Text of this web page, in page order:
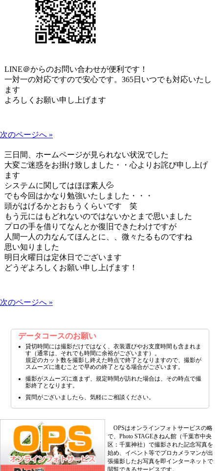
LINE＠からのお問い合わせが便利です！
一対一の対応ですので安心です。365日いつでも対応いたし
ます
よろしくお願い申し上げます
次のページへ »
三日間、ホームページが見られない状況でした
大変ご迷惑をお掛け致しました・・心よりお詫び申し上げ
ます
システムに関してはほぼ素人💦
でも今回はかなり勉強いたしました・・・
頭がはげるかとおもうくらいです 笑
もう元にはもどれないのではないかとまで思いました
プロの手を借りてなんとか復旧できたわけですが
人間一人の力なんてほんとに、、微々たるものですね
思い知りました
明日火曜日は定休日でございます
どうぞよろしくお願い申し上げます！
次のページへ »
データコースのお願い
貸切時間には撮影だけではなく、衣装選びやお支度時間も含まれま
す（通常は、それでも時間に余裕がございます）。
規定のカット数を撮影し終えた時点で終了となりますので、撮影が
スムーズに進むことで早めの終了となる場合がございます。
撮影がスムーズに進まず、規定時間が訪れた場合は、その時点で撮
影終了となります。
質問がございましたら、気軽にご相談ください。
OPSはオンラインフォトサービスの略
で、Photo STAGEきねん館（千葉市中央
区：千葉神社）で撮影された記念写真を
始め、イベント等でプロカメラマンが出
張撮影したお写真を即インターネットで
閲覧できるサービスです。